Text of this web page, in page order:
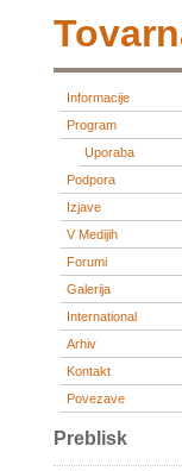
Informacije
Program
Uporaba
Podpora
Izjave
V Medijih
Forumi
Galerija
International
Arhiv
Kontakt
Povezave
Preblisk